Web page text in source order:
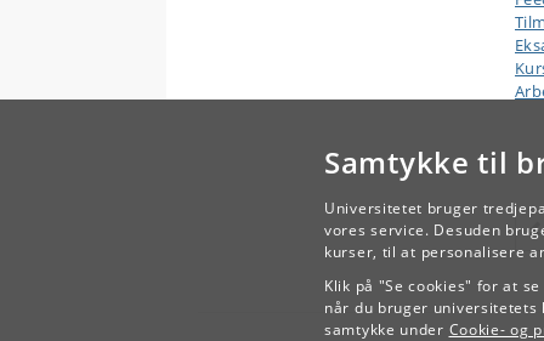
Samtykke til
Universitetet bruger
vores service. Desuden
kurser, til at personalisere
Klik på "Se cookies" for at
når du bruger universitetets
samtykke under Cookie- og